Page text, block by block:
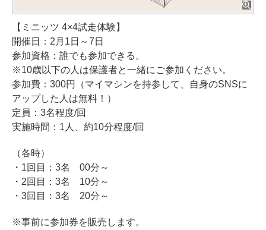
【ミニッツ 4×4試走体験】
開催日：2月1日～7日
参加資格：誰でも参加できる。
※10歳以下の人は保護者と一緒にご参加ください。
参加費：300円（マイマシンを持参して、自身のSNSに
アップした人は無料！）
定員：3名程度/回
実施時間：1人、約10分程度/回
（各時）
・1回目：3名 00分～
・2回目：3名 10分～
・3回目：3名 20分～
※事前に参加券を販売します。